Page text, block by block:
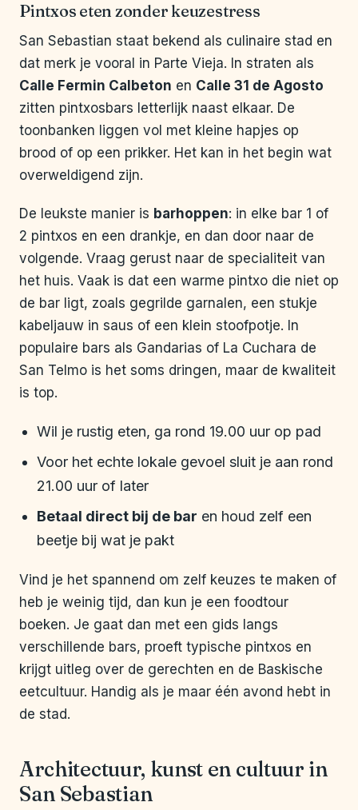
Pintxos eten zonder keuzestress
San Sebastian staat bekend als culinaire stad en
dat merk je vooral in Parte Vieja. In straten als
Calle Fermin Calbeton en Calle 31 de Agosto
zitten pintxosbars letterlijk naast elkaar. De
toonbanken liggen vol met kleine hapjes op
brood of op een prikker. Het kan in het begin wat
overweldigend zijn.
De leukste manier is barhoppen: in elke bar 1 of
2 pintxos en een drankje, en dan door naar de
volgende. Vraag gerust naar de specialiteit van
het huis. Vaak is dat een warme pintxo die niet op
de bar ligt, zoals gegrilde garnalen, een stukje
kabeljauw in saus of een klein stoofpotje. In
populaire bars als Gandarias of La Cuchara de
San Telmo is het soms dringen, maar de kwaliteit
is top.
Wil je rustig eten, ga rond 19.00 uur op pad
Voor het echte lokale gevoel sluit je aan rond
21.00 uur of later
Betaal direct bij de bar en houd zelf een
beetje bij wat je pakt
Vind je het spannend om zelf keuzes te maken of
heb je weinig tijd, dan kun je een foodtour
boeken. Je gaat dan met een gids langs
verschillende bars, proeft typische pintxos en
krijgt uitleg over de gerechten en de Baskische
eetcultuur. Handig als je maar één avond hebt in
de stad.
Architectuur, kunst en cultuur in
San Sebastian